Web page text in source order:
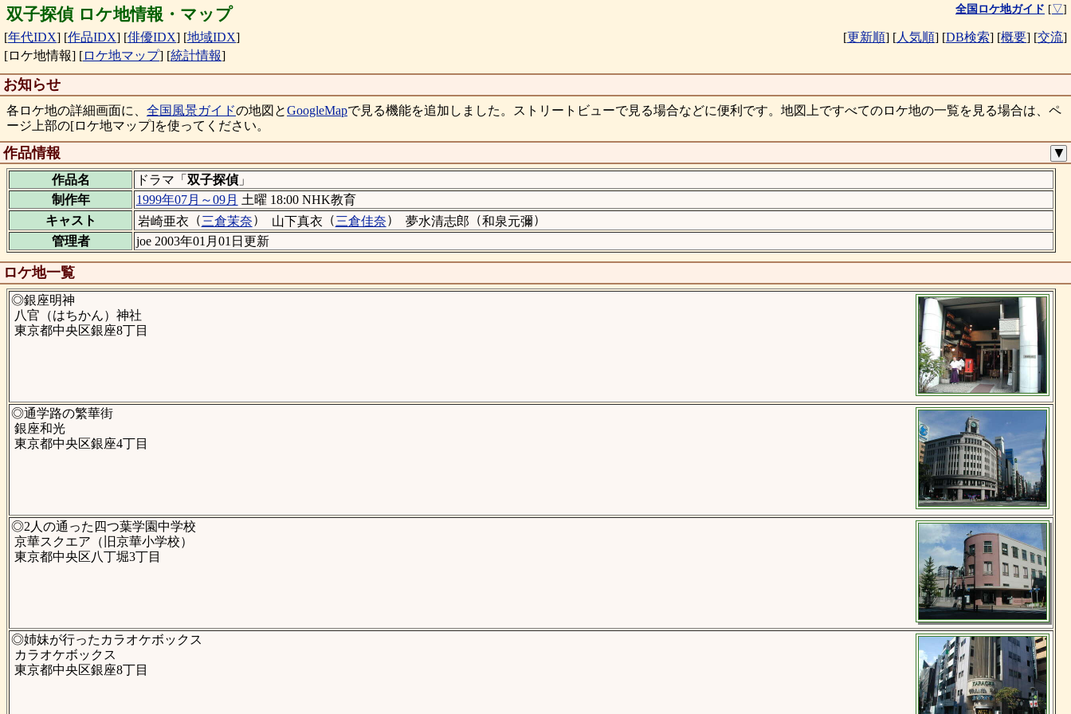
双子探偵 ロケ地情報・マップ 全国ロケ地ガイド [▽]
[年代IDX] [作品IDX] [俳優IDX] [地域IDX] [更新順] [人気順] [DB検索] [概要] [交流]
[ロケ地情報] [ロケ地マップ] [統計情報]
お知らせ
各ロケ地の詳細画面に、 全国風景ガイドの地図とGoogleMapで見る機能を追加しました。ストリートビューで見る場合などに便利です。地図上ですべてのロケ地の一覧を見る場合は、ペ
ージ上部の[ロケ地マップ]を使ってください。
作品情報 ▼
作品名 ドラマ「 双子探偵」
制作年
1999年07月～09月 土曜 18:00 NHK教育
キャスト
岩崎亜衣 （三倉茉奈） 山下真衣 （三倉佳奈） 夢水清志郎 （和泉元彌）
管理者
joe 2003年01月01日更新
ロケ地一覧
◎銀座明神
八官（はちかん）神社
東京都中央区銀座8丁目
◎通学路の繁華街
銀座和光
東京都中央区銀座4丁目
◎2人の通った四つ葉学園中学校
京華スクエア（旧京華小学校）
東京都中央区八丁堀3丁目
◎姉妹が行ったカラオケボックス
カラオケボックス
東京都中央区銀座8丁目